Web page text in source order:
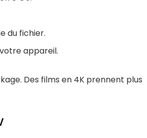
du fichier.
appareil.
Des films en 4K prennent plus